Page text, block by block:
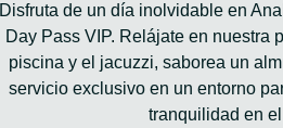
Disfruta de un día inolvidable en
Day Pass VIP. Relájate en nuestra
piscina y el jacuzzi, saborea un
servicio exclusivo en un entorno